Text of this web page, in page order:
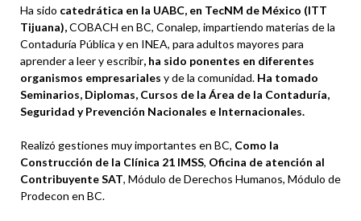
Ha sido catedrática en la UABC, en TecNM de México (ITT
Tijuana),COBACH en BC, Conalep, impartiendo materias de la
Contaduría Pública y en INEA, para adultos mayores para
aprender a leer y escribir, ha sido ponentes en diferentes
organismos empresariales y de la comunidad. Ha tomado
Seminarios, Diplomas, Cursos de la Área de la Contaduría,
Seguridad y Prevención Nacionales e Internacionales.
Realizó gestiones muy importantes en BC, Como la
Construcción de la Clínica 21 IMSS, Oficina de atención al
Contribuyente SAT, Módulo de Derechos Humanos, Módulo de
Prodecon en BC.